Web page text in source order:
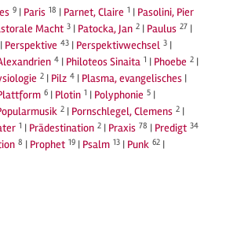
9 | Paris 18 | Parnet, Claire 1 | Pasolini, Pier
Macht 3 | Patocka, Jan 2 | Paulus 27 |
| Perspektive 43 | Perspektivwechsel 3 |
4 | Philoteos Sinaita 1 | Phoebe 2 |
2 | Pilz 4 | Plasma, evangelisches |
6 | Plotin 1 | Polyphonie 5 |
2 | Pornschlegel, Clemens 2 |
1 | Prädestination 2 | Praxis 78 | Predigt 34
8 | Prophet 19 | Psalm 13 | Punk 62 |